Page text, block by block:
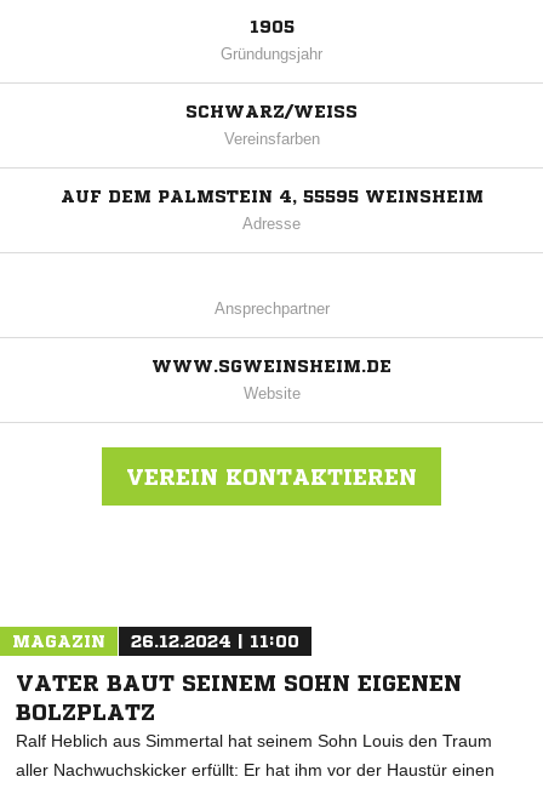
1905
Gründungsjahr
SCHWARZ/WEISS
Vereinsfarben
AUF DEM PALMSTEIN 4, 55595 WEINSHEIM
Adresse
Ansprechpartner
WWW.SGWEINSHEIM.DE
Website
VEREIN KONTAKTIEREN
MAGAZIN 26.12.2024 | 11:00
VATER BAUT SEINEM SOHN EIGENEN
BOLZPLATZ
Ralf Heblich aus Simmertal hat seinem Sohn Louis den Traum
aller Nachwuchskicker erfüllt: Er hat ihm vor der Haustür einen